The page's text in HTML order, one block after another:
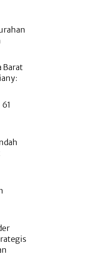
Barat